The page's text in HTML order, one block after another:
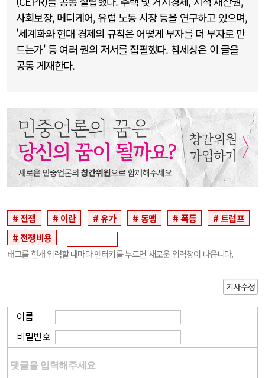
사회보장, 메디케어, 유럽 노동 시장 등을 연구하고 있으며,
'세계화와 현대 경제의 규칙은 어떻게 부자를 더 부자로 만
드는가' 등 여러 권의 저서를 집필했다. 참세상은 이 글을
공동 게재한다.
전쟁 이란 유가 동맹 폭등
트럼프
전쟁비용
태그를 한개 입력할 때마다 엔터키를 누르면 새로운 입력창이 나옵니다.
기사수정
이름
비밀번호